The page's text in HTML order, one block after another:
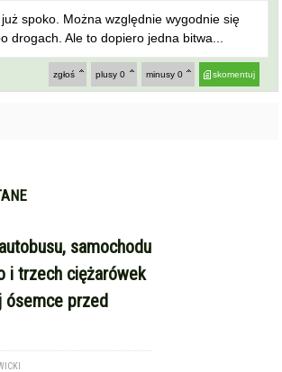
spoko. Można względnie wygodnie się
drogach. Ale to dopiero jedna bitwa...
skomentuj
minusy 0
plusy 0
zgłoś
samochodu
i trzech ciężarówek
ósemce przed